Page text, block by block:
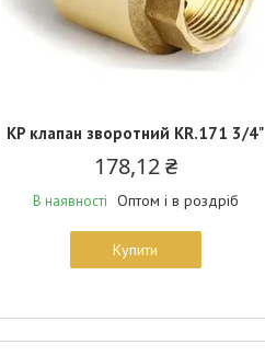
KP клапан зворотний KR.171 3/4"
178,12 ₴
В наявності Оптом і в роздріб
Купити